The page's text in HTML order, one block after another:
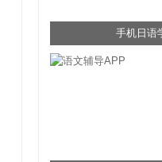
手机日语